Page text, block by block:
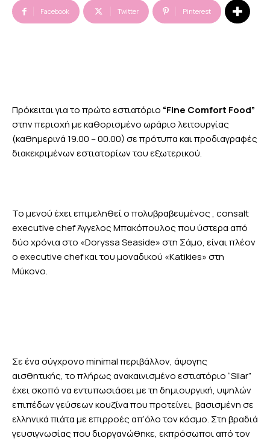
Facebook Twitter Pinterest
Πρόκειται για το πρώτο εστιατόριο “Fine Comfort Food”
στην περιοχή με καθορισμένο ωράριο λειτουργίας
(καθημερινά 19.00 – 00.00) σε πρότυπα και προδιαγραφές
διακεκριμένων εστιατορίων του εξωτερικού.
Το μενού έχει επιμεληθεί ο πολυβραβευμένος , consalt
executive chef Άγγελος Μπακόπουλος που ύστερα από
δύο χρόνια στο «Doryssa Seaside» στη Σάμο, είναι πλέον
ο executive chef και του μοναδικού «Katikies» στη
Μύκονο.
Σε ένα σύγχρονο minimal περιβάλλον, άψογης
αισθητικής, το πλήρως ανακαινισμένο εστιατόριο “Silar”
έχει σκοπό να εντυπωσιάσει με τη δημιουργική, υψηλών
επιπέδων γεύσεων κουζίνα που προτείνει, βασισμένη σε
ελληνικά πιάτα με επιρροές απ’όλο τον κόσμο. Στη βραδιά
γευσιγνωσίας που διοργανώθηκε, εκπρόσωποι από τον